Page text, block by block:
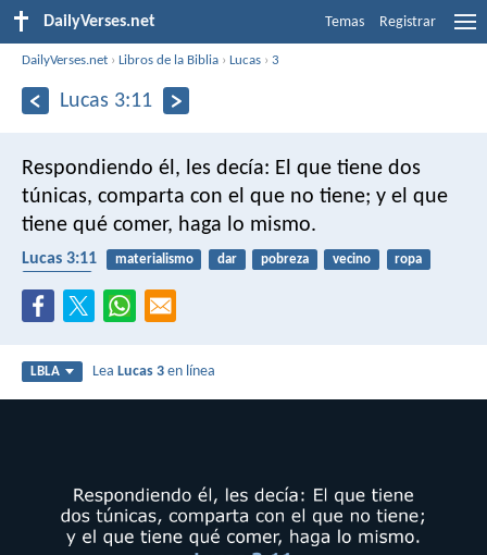
DailyVerses.net Temas Registrar
DailyVerses.net ›Libros de la Biblia ›Lucas ›3
Lucas 3:11
Respondiendo él, les decía: El que tiene dos
túnicas, comparta con el que no tiene; y el que
tiene qué comer, haga lo mismo.
Lucas 3:11 materialismo dar pobreza vecino
ropa
LBLA LeaLucas 3 en línea